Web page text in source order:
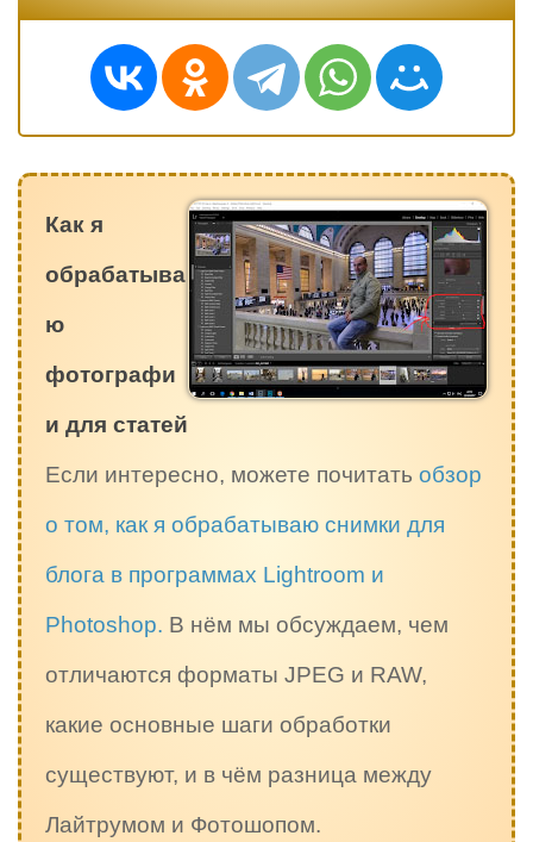
Как я
обрабатыва
ю
фотографи
и для статей
Если интересно, можете почитать обзор
о том, как я обрабатываю снимки для
блога в программах Lightroom и
Photoshop. В нём мы обсуждаем, чем
отличаются форматы JPEG и RAW,
какие основные шаги обработки
существуют, и в чём разница между
Лайтрумом и Фотошопом.